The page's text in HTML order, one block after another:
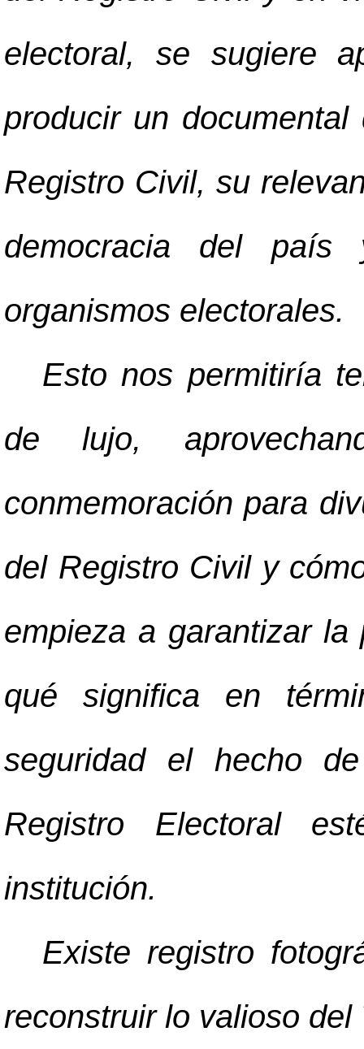
electoral, se sugiere
producir un
Registro Civil, su
democracia del
organismos electorales.
Esto nos permitiría
de lujo,
conmemoración para
del Registro Civil y
empieza a garantizar
qué significa en
seguridad el hecho
Registro Electoral
institución.
Existe registro
reconstruir lo valioso